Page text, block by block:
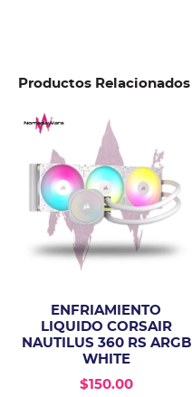
Productos Relacionados
ENFRIAMIENTO
LIQUIDO CORSAIR
NAUTILUS 360 RS ARGB
WHITE
$150.00